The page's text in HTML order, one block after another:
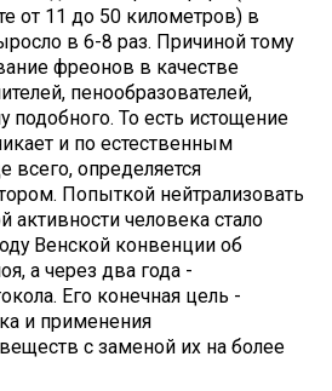
от 11 до 50 километров) в
в 6-8 раз. Причиной тому
фреонов в качестве
пенообразователей,
подобного. То есть истощение
и по естественным
всего, определяется
Попыткой нейтрализовать
активности человека стало
Венской конвенции об
а через два года -
Его конечная цель -
и применения
с заменой их на более